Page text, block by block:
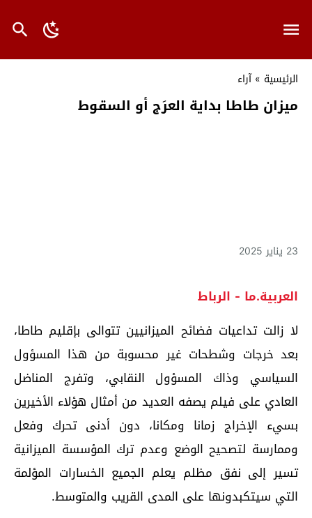
الرئيسية » آراء
ميزان طاطا بداية العرَج أو السقوط
23 يناير 2025
العربية.ما - الرباط
لا زالت تداعيات فضائح الميزانيين تتوالى بإقليم طاطا،
بعد خرجات وشطحات غير محسوبة من هذا المسؤول
السياسي وذاك المسؤول النقابي، وتفرج المناضل
العادي على فيلم يصفه العديد من أمثال هؤلاء الأخيرين
بسيء الإخراج زمانا ومكانا، دون أدنى تحرك وفعل
وممارسة لتصحيح الوضع وعدم ترك المؤسسة الميزانية
تسير إلى نفق مظلم يعلم الجميع الخسارات المؤلمة
التي سيتكبدونها على المدى القريب والمتوسط.